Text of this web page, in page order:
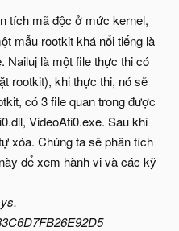
tích mã độc ở mức kernel,
mẫu rootkit khá nổi tiếng là
Nailuj là một file thực thi có
rootkit), khi thực thi, nó sẽ
có 3 file quan trong được
VideoAti0.exe. Sau khi
xóa. Chúng ta sẽ phân tích
để xem hành vi và các kỹ